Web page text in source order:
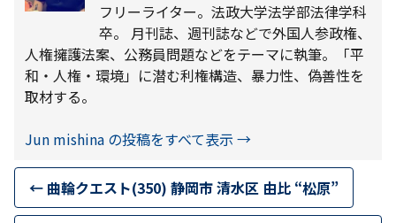
フリーライター。法政大学法学部法律学科
卒。 月刊誌、週刊誌などで外国人参政権、
人権擁護法案、公務員問題などをテーマに執筆。「平
和・人権・環境」に潜む利権構造、暴力性、偽善性を
取材する。
Jun mishina の投稿をすべて表示 →
← 曲輪クエスト(350) 静岡市 清水区 由比 “松原”